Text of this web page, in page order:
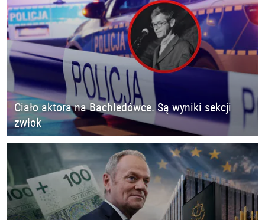
Ciało aktora na Bachledówce. Są wyniki sekcji
zwłok